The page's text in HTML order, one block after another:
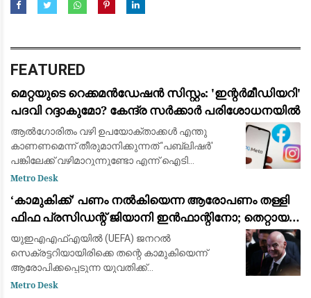
FEATURED
മെറ്റയുടെ റെക്കമൻഡേഷൻ സിസ്റ്റം: 'ഇന്റർമീഡിയറി'
പദവി റദ്ദാകുമോ? കേന്ദ്ര സർക്കാർ പരിശോധനയിൽ
ആൽഗോരിതം വഴി ഉപയോക്താക്കൾ എന്തു
കാണണമെന്ന് തീരുമാനിക്കുന്നത് 'പബ്ലിഷർ'
പങ്കിലേക്ക് വഴിമാറുന്നുണ്ടോ എന്ന് ഐടി
മന്ത്രാലയം വിലയിരുത്തുന്നു
Metro Desk
​‘കാമുകിക്ക്’ പണം നൽകിയെന്ന ആരോപണം തള്ളി
ഫിഫ പ്രസിഡന്റ് ജിയാനി ഇൻഫാന്റിനോ; തെറ്റായ
പ്രചാരണമെന്ന് പ്രതികരണം
യുഇഎഎഫ്‌എയിൽ (UEFA) ജനറൽ
സെക്രട്ടറിയായിരിക്കെ തന്റെ കാമുകിയെന്ന്
ആരോപിക്കപ്പെടുന്ന യുവതിക്ക്
ഓർഗനൈസേഷന്റെ പണം നൽകി
Metro Desk